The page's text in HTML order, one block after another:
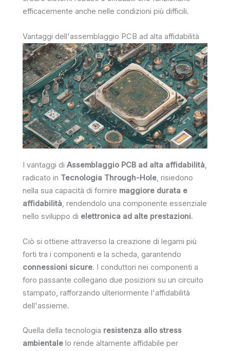
efficacemente anche nelle condizioni più difficili.
Vantaggi dell'assemblaggio PCB ad alta affidabilità
I vantaggi di Assemblaggio PCB ad alta affidabilità,
radicato in Tecnologia Through-Hole, risiedono
nella sua capacità di fornire maggiore durata e
affidabilità, rendendolo una componente essenziale
nello sviluppo di elettronica ad alte prestazioni.
Ciò si ottiene attraverso la creazione di legami più
forti tra i componenti e la scheda, garantendo
connessioni sicure. I conduttori nei componenti a
foro passante collegano due posizioni su un circuito
stampato, rafforzando ulteriormente l'affidabilità
dell'assieme.
Quella della tecnologia resistenza allo stress
ambientale lo rende altamente affidabile per